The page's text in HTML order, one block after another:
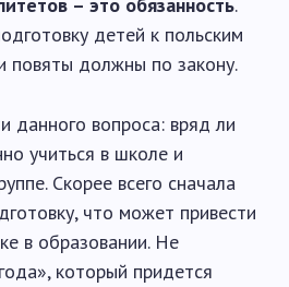
детей к польским
повяты должны по закону.
данного вопроса: вряд ли
учиться в школе и
Скорее всего сначала
что может привести
в образовании. Не
который придется